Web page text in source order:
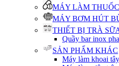
MÁY LÀM
MÁY BƠM HÚT
THIẾT BỊ TRÀ
Quầy bar inox
SẢN PHẨM KHÁC
Máy làm khoai tây